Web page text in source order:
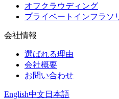
オフクラウディング
プライベートインフラソ
会社情報
選ばれる理由
会社概要
お問い合わせ
English中文 日本語